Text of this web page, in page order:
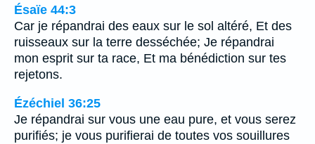
Ésaïe 44:3
Car je répandrai des eaux sur le sol altéré, Et des
ruisseaux sur la terre desséchée; Je répandrai
mon esprit sur ta race, Et ma bénédiction sur tes
rejetons.
Ézéchiel 36:25
Je répandrai sur vous une eau pure, et vous serez
purifiés; je vous purifierai de toutes vos souillures